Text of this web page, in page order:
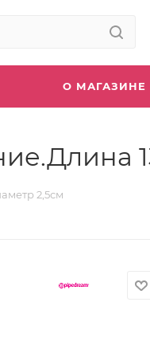
О МАГАЗИНЕ
2,5см